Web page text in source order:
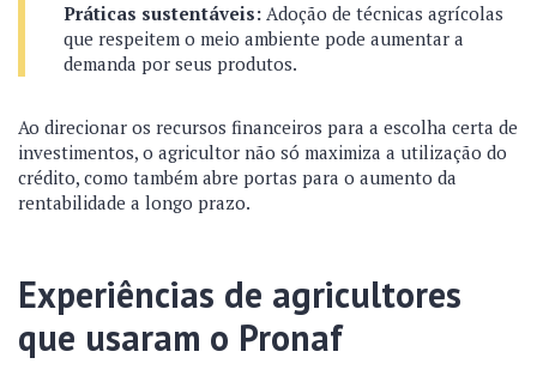
Práticas sustentáveis: Adoção de técnicas agrícolas
que respeitem o meio ambiente pode aumentar a
demanda por seus produtos.
Ao direcionar os recursos financeiros para a escolha certa de
investimentos, o agricultor não só maximiza a utilização do
crédito, como também abre portas para o aumento da
rentabilidade a longo prazo.
Experiências de agricultores
que usaram o Pronaf